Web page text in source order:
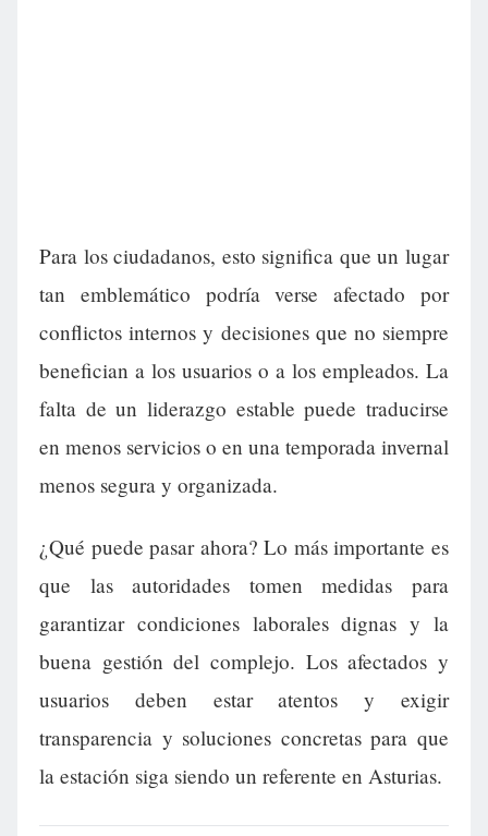
Para los ciudadanos, esto significa que un lugar
tan emblemático podría verse afectado por
conflictos internos y decisiones que no siempre
benefician a los usuarios o a los empleados. La
falta de un liderazgo estable puede traducirse
en menos servicios o en una temporada invernal
menos segura y organizada.
¿Qué puede pasar ahora? Lo más importante es
que las autoridades tomen medidas para
garantizar condiciones laborales dignas y la
buena gestión del complejo. Los afectados y
usuarios deben estar atentos y exigir
transparencia y soluciones concretas para que
la estación siga siendo un referente en Asturias.